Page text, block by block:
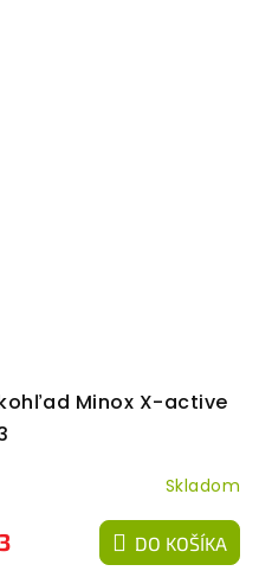
Minox X-active
Skladom
DO KOŠÍKA